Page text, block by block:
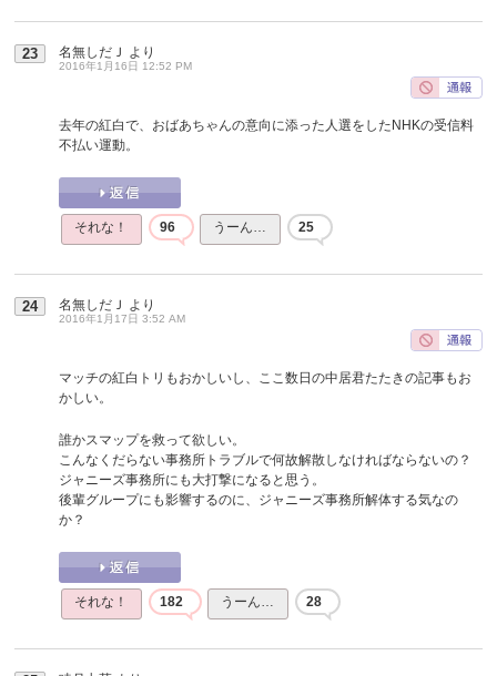
23 名無しだＪ より
2016年1月16日 12:52 PM
去年の紅白で、おばあちゃんの意向に添った人選をしたNHKの受信料
不払い運動。
それな！ 96 うーん… 25
24 名無しだＪ より
2016年1月17日 3:52 AM
マッチの紅白トリもおかしいし、ここ数日の中居君たたきの記事もお
かしい。
誰かスマップを救って欲しい。
こんなくだらない事務所トラブルで何故解散しなければならないの？
ジャニーズ事務所にも大打撃になると思う。
後輩グループにも影響するのに、ジャニーズ事務所解体する気なの
か？
それな！ 182 うーん… 28